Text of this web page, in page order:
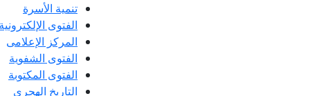
تنمية الأسرة
الفتوى الإلكترونية
المركز الإعلامى
الفتوى الشفوية
الفتوى المكتوبة
التاريخ الهجري